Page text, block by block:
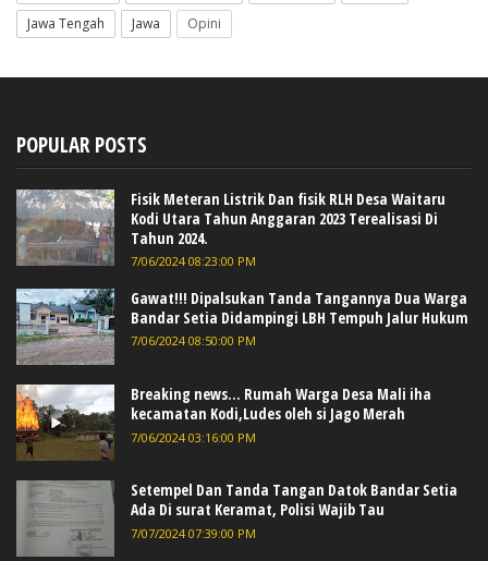
Jawa Tengah
Jawa Opini
POPULAR POSTS
Fisik Meteran Listrik Dan fisik RLH Desa Waitaru
Kodi Utara Tahun Anggaran 2023 Terealisasi Di
Tahun 2024.
7/06/2024 08:23:00 PM
Gawat!!! Dipalsukan Tanda Tangannya Dua Warga
Bandar Setia Didampingi LBH Tempuh Jalur Hukum
7/06/2024 08:50:00 PM
Breaking news... Rumah Warga Desa Mali iha
kecamatan Kodi,Ludes oleh si Jago Merah
7/06/2024 03:16:00 PM
Setempel Dan Tanda Tangan Datok Bandar Setia
Ada Di surat Keramat, Polisi Wajib Tau
7/07/2024 07:39:00 PM